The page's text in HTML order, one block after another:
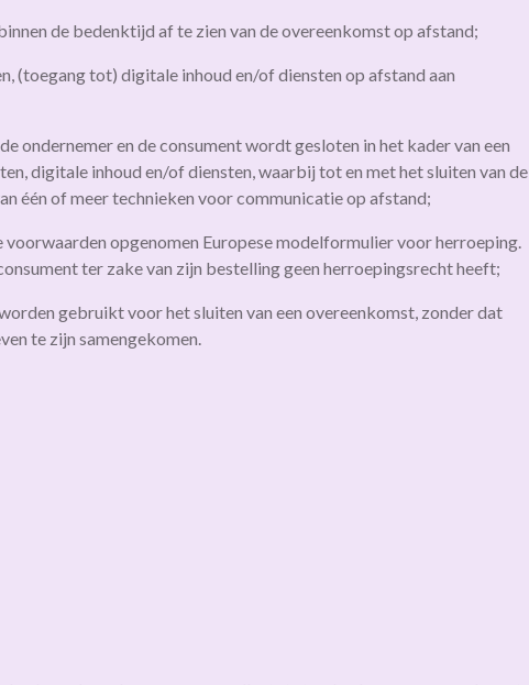
de bedenktijd af te zien van de overeenkomst op afstand;
(toegang tot) digitale inhoud en/of diensten op afstand aan
ondernemer en de consument wordt gesloten in het kader van een
digitale inhoud en/of diensten, waarbij tot en met het sluiten van de
één of meer technieken voor communicatie op afstand;
opgenomen Europese modelformulier voor herroeping.
ter zake van zijn bestelling geen herroepingsrecht heeft;
gebruikt voor het sluiten van een overeenkomst, zonder dat
te zijn samengekomen.